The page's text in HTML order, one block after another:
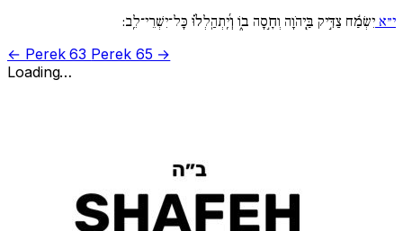
י״א יִשְׂמַ֬ח צַדִּ֣יק בַּֽ֖יהֹוָה וְחָ֣סָה ב֑וֹ וְ֜יִֽתְהַֽלְל֗וּ כָּל־יִשְׁרֵי־לֵֽב:
← Perek 63 Perek 65 →
Loading…